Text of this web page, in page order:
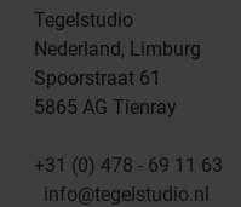
Tegelstudio
Nederland, Limburg
Spoorstraat 61
5865 AG Tienray
+31 (0) 478 - 69 11 63
info@tegelstudio.nl